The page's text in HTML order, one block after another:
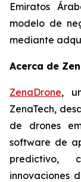
Emiratos
modelo de
mediante
Acerca de
ZenaDrone,
ZenaTech,
de drones
software de
predictivo,
innovaciones